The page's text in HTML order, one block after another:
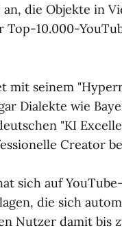
die Objekte in
Top-10.000-
mit seinem
Dialekte wie
"KI
Creator
sich auf
die sich
Nutzer damit bis